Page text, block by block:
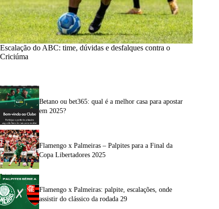
Escalação do ABC: time, dúvidas e desfalques contra o
Criciúma
Betano ou bet365: qual é a melhor casa para apostar
em 2025?
Flamengo x Palmeiras – Palpites para a Final da
Copa Libertadores 2025
Flamengo x Palmeiras: palpite, escalações, onde
assistir do clássico da rodada 29